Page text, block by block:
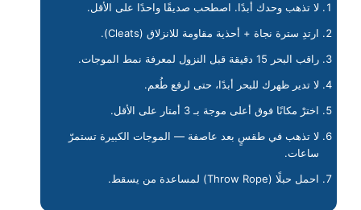
لا تذهب وحدك أبدًا. اصطحب صديقًا واحدًا على الأقل.
ارتدِ سترة نجاة + أحذية مقاومة للانزلاق (Cleats).
راقب البحر 15 دقيقة قبل النزول لمعرفة نمط الموجات.
لا تدير ظهرك للبحر أبدًا، حتى لرفع طُعم.
اخترْ مكانًا فوق أعلى موجة بـ 3 أمتار على الأقل.
لا تذهب في طقسٍ بعد عاصفة — الموجات الكبيرة تستمرّ
ساعات.
احمل حبلًا (Throw Rope) لمساعدة من يسقط.